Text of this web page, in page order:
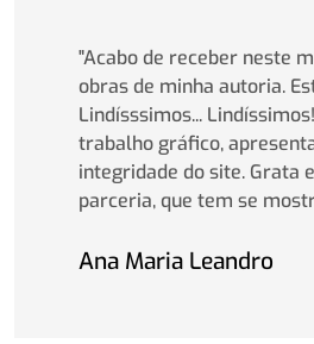
"Acabo de receber neste
obras de minha autoria.
Lindísssimos...
trabalho gráfico,
integridade do site. Grata
parceria, que tem se
Ana Maria Leandro